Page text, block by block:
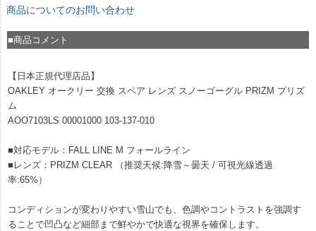
商品についてのお問い合わせ
■商品コメント
【日本正規代理店品】
OAKLEY オークリー 交換 スペア レンズ スノーゴーグル PRIZM プリズ
ム
AOO7103LS 00001000 103-137-010
■対応モデル：FALL LINE M フォールライン
■レンズ：PRIZM CLEAR （推奨天候:降雪～曇天 / 可視光線透過
率:65%）
コンディションが変わりやすい雪山でも、色調やコントラストを強調す
ることで凹凸など細部まで鮮やかで快適な視界を確保します。